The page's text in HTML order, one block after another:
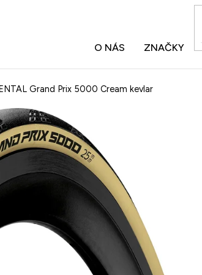
O NÁS ZNAČKY
Grand Prix 5000 Cream kevlar